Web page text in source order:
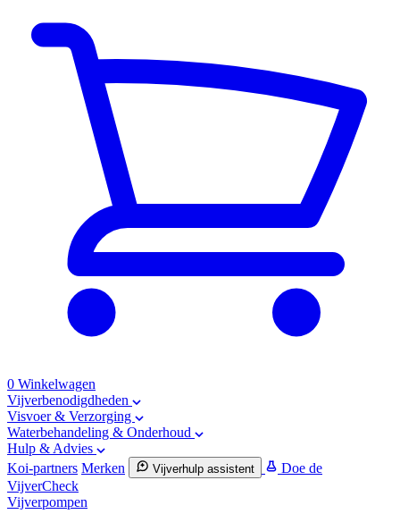
0 Winkelwagen
Vijverbenodigdheden
Visvoer & Verzorging
Waterbehandeling & Onderhoud
Hulp & Advies
Koi-partners Merken Vijverhulp assistent
Doe de
VijverCheck
Vijverpompen